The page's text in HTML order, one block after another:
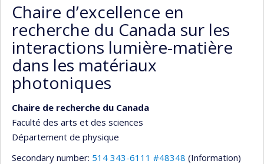
Chaire d’excellence en
recherche du Canada sur les
interactions lumière-matière
dans les matériaux
photoniques
Chaire de recherche du Canada
Faculté des arts et des sciences
Département de physique
Secondary number: 514 343-6111 #48348 (Information)